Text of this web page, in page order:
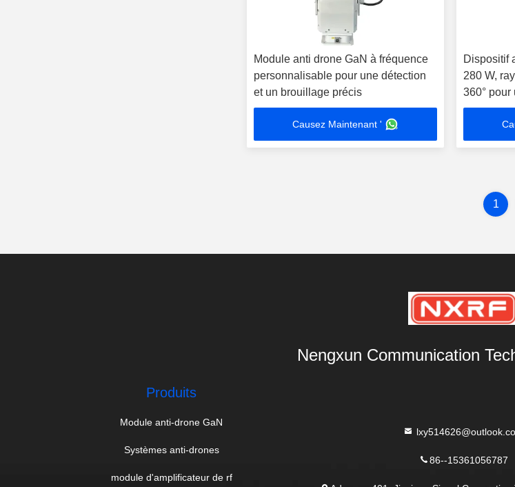
Module anti drone GaN à fréquence
personnalisable pour une détection
et un brouillage précis
Causez Maintenant '
Dispositif
280 W,
360°
1
Nengxun Communication
Produits
Module anti-drone GaN
Systèmes anti-drones
module d'amplificateur de rf
86--15361056787